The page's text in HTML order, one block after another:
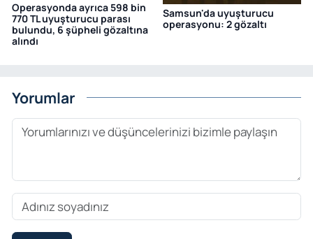
Operasyonda ayrıca 598 bin
770 TL uyuşturucu parası
bulundu, 6 şüpheli gözaltına
alındı
Samsun'da uyuşturucu
operasyonu: 2 gözaltı
Yorumlar